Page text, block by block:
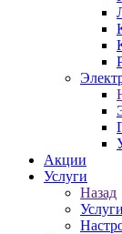
Акции
Услуги
Назад
Услуги